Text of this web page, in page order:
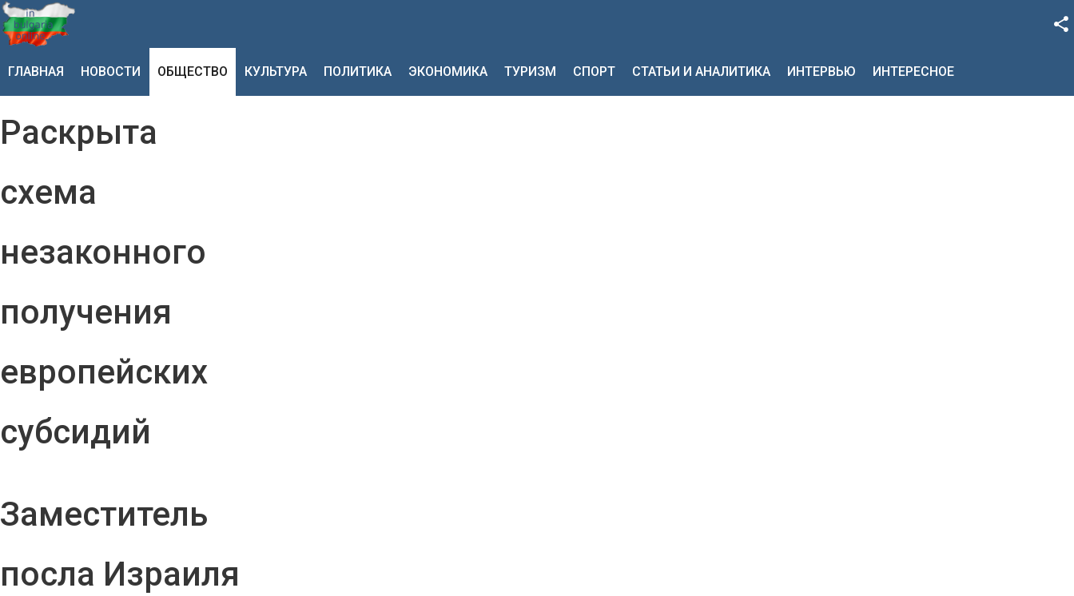
Google+
ГЛАВНАЯ НОВОСТИ ОБЩЕСТВО КУЛЬТУРА ПОЛИТИКА ЭКОНОМИКА ТУРИЗМ СПОРТ СТАТЬИ И АНАЛИТИКА ИНТЕРВЬЮ ИНТЕРЕСНОЕ
Раскрыта
схема
незаконного
получения
европейских
субсидий
Заместитель
посла Израиля